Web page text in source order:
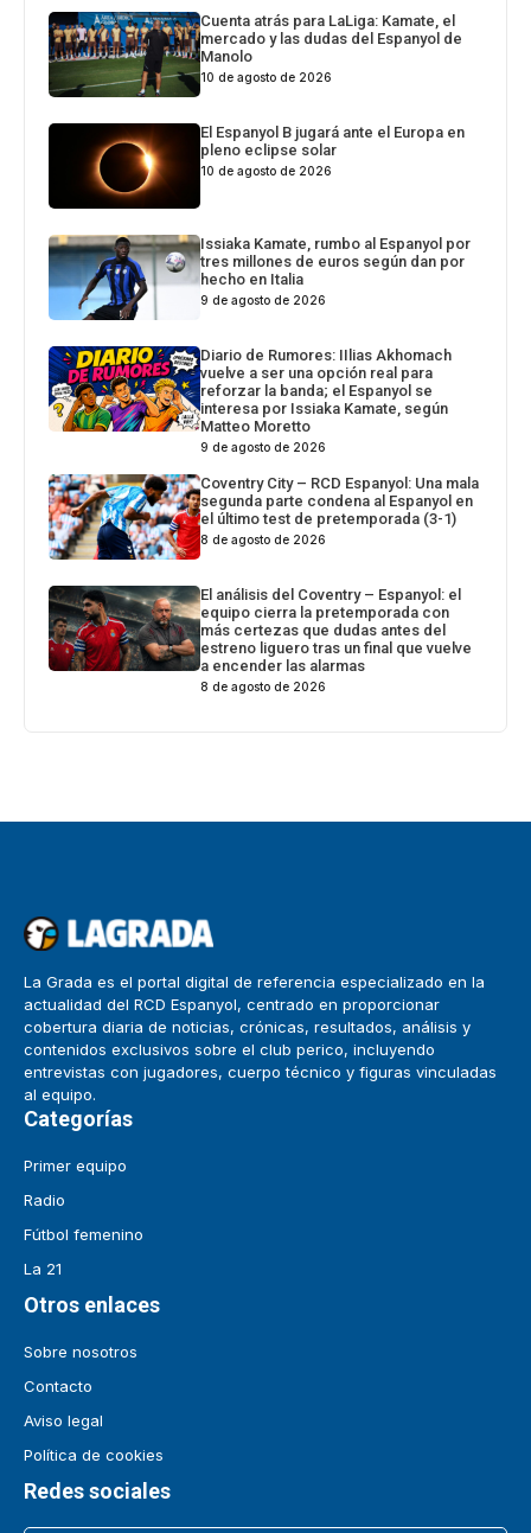
Cuenta atrás para LaLiga: Kamate, el
mercado y las dudas del Espanyol de
Manolo
10 de agosto de 2026
El Espanyol B jugará ante el Europa en
pleno eclipse solar
10 de agosto de 2026
Issiaka Kamate, rumbo al Espanyol por
tres millones de euros según dan por
hecho en Italia
9 de agosto de 2026
Diario de Rumores: IIlias Akhomach
vuelve a ser una opción real para
reforzar la banda; el Espanyol se
interesa por Issiaka Kamate, según
Matteo Moretto
9 de agosto de 2026
Coventry City – RCD Espanyol: Una mala
segunda parte condena al Espanyol en
el último test de pretemporada (3-1)
8 de agosto de 2026
El análisis del Coventry – Espanyol: el
equipo cierra la pretemporada con
más certezas que dudas antes del
estreno liguero tras un final que vuelve
a encender las alarmas
8 de agosto de 2026
La Grada es el portal digital de referencia especializado en la
actualidad del RCD Espanyol, centrado en proporcionar
cobertura diaria de noticias, crónicas, resultados, análisis y
contenidos exclusivos sobre el club perico, incluyendo
entrevistas con jugadores, cuerpo técnico y figuras vinculadas
al equipo.
Categorías
Primer equipo
Radio
Fútbol femenino
La 21
Otros enlaces
Sobre nosotros
Contacto
Aviso legal
Política de cookies
Redes sociales